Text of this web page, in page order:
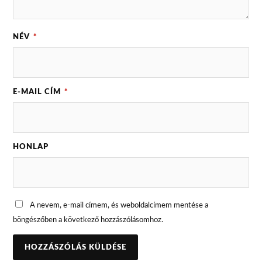
NÉV *
E-MAIL CÍM *
HONLAP
A nevem, e-mail címem, és weboldalcímem mentése a
böngészőben a következő hozzászólásomhoz.